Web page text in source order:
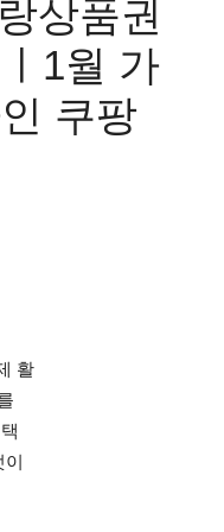
상품권
1월 가
쿠팡
활
이